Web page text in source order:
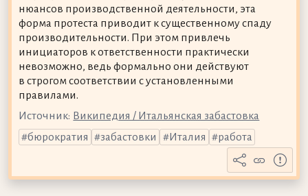
нюансов производственной деятельности, эта
форма протеста приводит к существенному спаду
производительности. При этом привлечь
инициаторов к ответственности практически
невозможно, ведь формально они действуют
в строгом соответствии с установленными
правилами.
Источник: Википедия / Итальянская забастовка
бюрократия
забастовки Италия работа